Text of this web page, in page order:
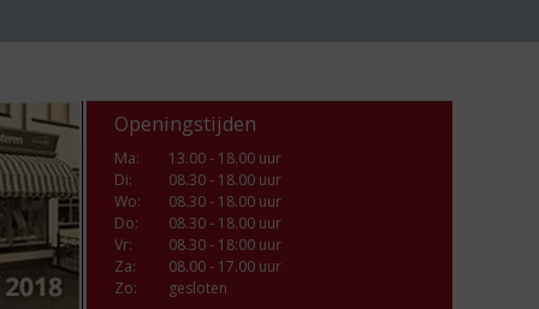
Openingstijden
Ma:
13.00 - 18.00 uur
Di:
08.30 - 18.00 uur
Wo:
08.30 - 18.00 uur
Do:
08.30 - 18.00 uur
Vr:
08.30 - 18:00 uur
Za:
08.00 - 17.00 uur
Zo:
gesloten